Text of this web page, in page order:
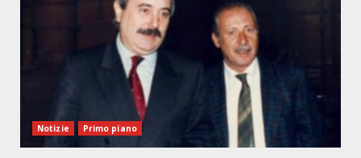
Notizie Primo piano